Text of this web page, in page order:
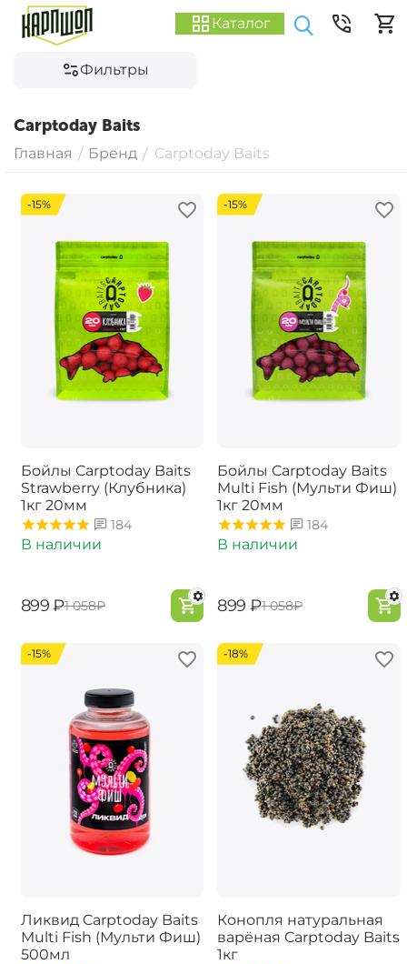
Каталог
Фильтры
Carptoday Baits
Главная / Бренд / Carptoday Baits
-15%
Бойлы Carptoday Baits
Strawberry (Клубника)
1кг 20мм
184
В наличии
‍899‍ ₽‍1 058‍₽
-15%
Бойлы Carptoday Baits
Multi Fish (Мульти Фиш)
1кг 20мм
184
В наличии
‍899‍ ₽‍1 058‍₽
-15%
Ликвид Carptoday Baits
Multi Fish (Мульти Фиш)
500мл
-18%
Конопля натуральная
варёная Carptoday Baits
1кг